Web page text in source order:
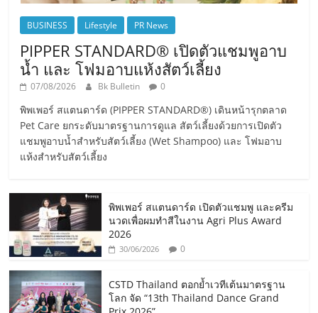
BUSINESS Lifestyle PR News
PIPPER STANDARD® เปิดตัวแชมพูอาบ
น้ำ และ โฟมอาบแห้งสัตว์เลี้ยง
07/08/2026 Bk Bulletin 0
พิพเพอร์ สแตนดาร์ด (PIPPER STANDARD®) เดินหน้ารุกตลาด
Pet Care ยกระดับมาตรฐานการดูแล สัตว์เลี้ยงด้วยการเปิดตัว
แชมพูอาบน้ำสำหรับสัตว์เลี้ยง (Wet Shampoo) และ โฟมอาบ
แห้งสำหรับสัตว์เลี้ยง
พิพเพอร์ สแตนดาร์ด เปิดตัวแชมพู และครีม
นวดเพื่อผมทำสีในงาน Agri Plus Award
2026
30/06/2026 0
CSTD Thailand ตอกย้ำเวทีเต้นมาตรฐาน
โลก จัด “13th Thailand Dance Grand